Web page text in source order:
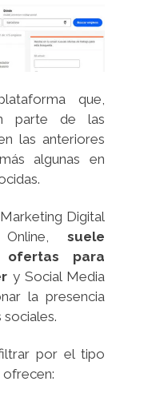
que,
parte de las
las anteriores
algunas en
Digital
suele
ofertas para
y Social Media
la presencia
por el tipo